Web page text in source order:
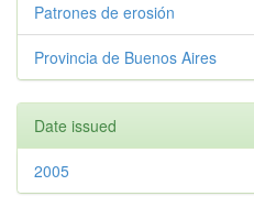
Patrones de erosión
Provincia de Buenos Aires
Date issued
2005